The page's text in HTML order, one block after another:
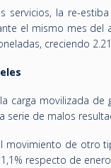
servicios, la re-
el mismo mes del
creciendo
carga movilizada de
serie de malos
movimiento de otro
respecto de